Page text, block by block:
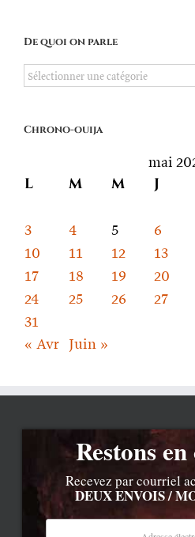
De quoi on parle
De
parle
Chrono-ouija
mai
L M M J
3
4 5 6
10
11 12 13
17
18 19 20
24
25 26 27
31
« Avr Juin »
Restons
Recevez par courriel
DEUX ENVOIS /